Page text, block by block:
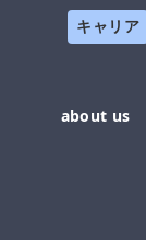
キャリア
about us